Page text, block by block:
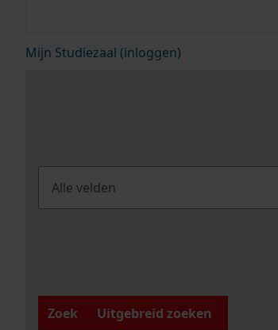
Mijn Studiezaal (inloggen)
Zoek
Uitgebreid zoeken